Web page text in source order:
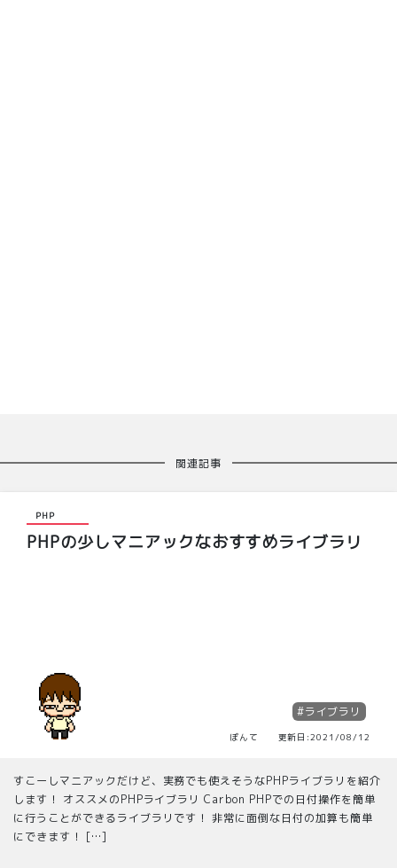
関連記事
PHP
PHPの少しマニアックなおすすめライブラリ
#ライブラリ
ぽんて 更新日:2021/08/12
すこーしマニアックだけど、実務でも使えそうなPHPライブラリを紹介
します！ オススメのPHPライブラリ Carbon PHPでの日付操作を簡単
に行うことができるライブラリです！ 非常に面倒な日付の加算も簡単
にできます！ […]